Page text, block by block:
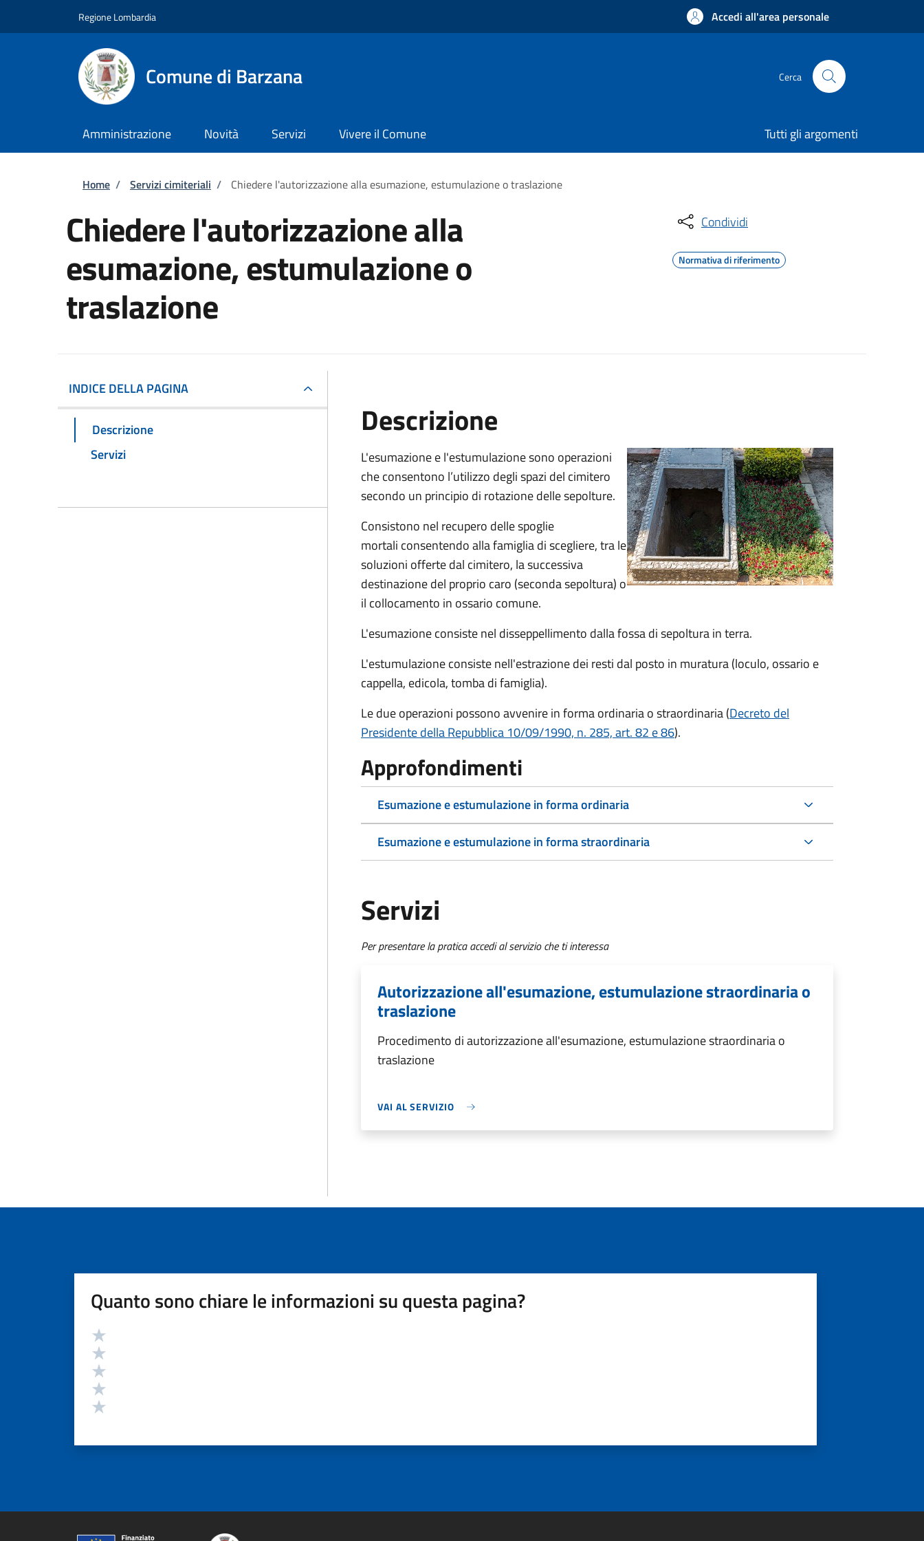
Regione Lombardia Accedi all'area personale
Comune di Barzana Cerca
Amministrazione Novità Servizi Vivere il Comune Tutti gli argomenti
Briciole di pane
Home / Servizi cimiteriali / Chiedere l'autorizzazione alla esumazione, estumulazione o traslazione
Chiedere l'autorizzazione alla
esumazione, estumulazione o
traslazione
Condividi
Normativa di riferimento
INDICE DELLA PAGINA
Descrizione
Servizi
Descrizione
L'esumazione e l'estumulazione sono operazioni
che consentono l’utilizzo degli spazi del cimitero
secondo un principio di rotazione delle sepolture.
Consistono nel recupero delle spoglie
mortali consentendo alla famiglia di scegliere, tra le
soluzioni offerte dal cimitero, la successiva
destinazione del proprio caro (seconda sepoltura) o
il collocamento in ossario comune.
L'esumazione consiste nel disseppellimento dalla fossa di sepoltura in terra.
L'estumulazione consiste nell'estrazione dei resti dal posto in muratura (loculo, ossario e
cappella, edicola, tomba di famiglia).
Le due operazioni possono avvenire in forma ordinaria o straordinaria (Decreto del
Presidente della Repubblica 10/09/1990, n. 285, art. 82 e 86).
Approfondimenti
Esumazione e estumulazione in forma ordinaria
Esumazione e estumulazione in forma straordinaria
Servizi
Per presentare la pratica accedi al servizio che ti interessa
Autorizzazione all'esumazione, estumulazione straordinaria o
traslazione
Procedimento di autorizzazione all'esumazione, estumulazione straordinaria o
traslazione
VAI AL SERVIZIO
Quanto sono chiare le informazioni su questa pagina?
Valutazione